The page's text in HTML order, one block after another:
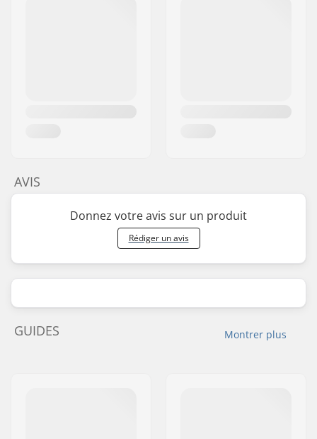
AVIS
Donnez votre avis sur un produit
Rédiger un avis
Montrer plus
GUIDES